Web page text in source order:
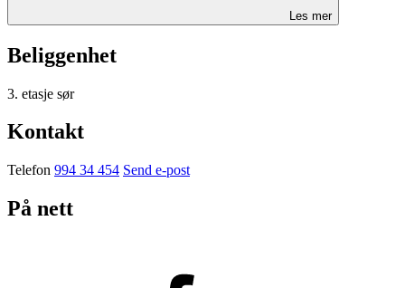
Les mer
Beliggenhet
3. etasje sør
Kontakt
Telefon 994 34 454 Send e-post
På nett